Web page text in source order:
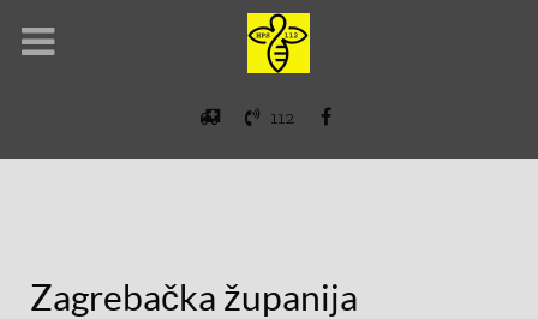
112
Zagrebačka županija